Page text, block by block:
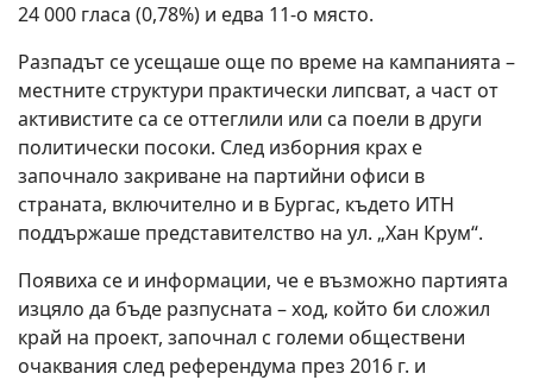
24 000 гласа (0,78%) и едва 11-о място.
Разпадът се усещаше още по време на кампанията –
местните структури практически липсват, а част от
активистите са се оттеглили или са поели в други
политически посоки. След изборния крах е
започнало закриване на партийни офиси в
страната, включително и в Бургас, където ИТН
поддържаше представителство на ул. „Хан Крум“.
Появиха се и информации, че е възможно партията
изцяло да бъде разпусната – ход, който би сложил
край на проект, започнал с големи обществени
очаквания след референдума през 2016 г. и